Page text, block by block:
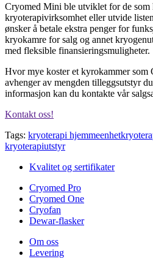
Cryomed Mini ble utviklet for de som
kryoterapivirksomhet eller utvide
ønsker å betale ekstra penger for
kryokamre for salg og annet
med fleksible finansieringsmuligheter.
Hvor mye koster et kyrokammer som
avhenger av mengden tilleggsutstyr
informasjon kan du kontakte vår
Kontakt oss!
Tags: kryoterapi hjemmeenhet
kryoterapiutstyr
Kvalitet og sertifikater
Cryomed Pro
Cryomed One
Cryofan
Dewar-flasker
Om oss
Levering